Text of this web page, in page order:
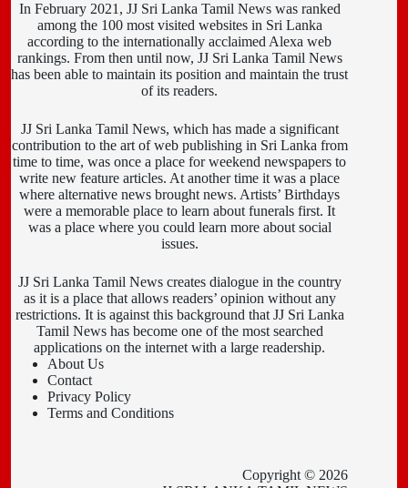
In February 2021, JJ Sri Lanka Tamil News was ranked
among the 100 most visited websites in Sri Lanka
according to the internationally acclaimed Alexa web
rankings. From then until now, JJ Sri Lanka Tamil News
has been able to maintain its position and maintain the trust
of its readers.
JJ Sri Lanka Tamil News, which has made a significant
contribution to the art of web publishing in Sri Lanka from
time to time, was once a place for weekend newspapers to
write new feature articles. At another time it was a place
where alternative news brought news. Artists’ Birthdays
were a memorable place to learn about funerals first. It
was a place where you could learn more about social
issues.
JJ Sri Lanka Tamil News creates dialogue in the country
as it is a place that allows readers’ opinion without any
restrictions. It is against this background that JJ Sri Lanka
Tamil News has become one of the most searched
applications on the internet with a large readership.
About Us
Contact
Privacy Policy
Terms and Conditions
Copyright © 2026